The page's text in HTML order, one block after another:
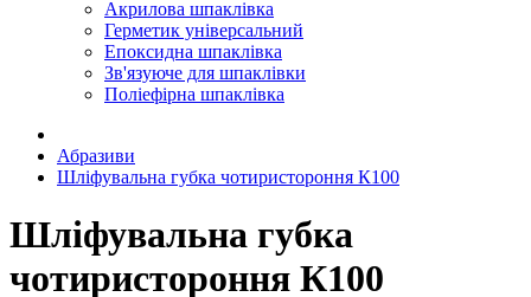
Акрилова шпаклівка
Герметик універсальний
Епоксидна шпаклівка
Зв'язуюче для шпаклівки
Поліефірна шпаклівка
Абразиви
Шліфувальна губка чотиристороння К100
Шліфувальна губка
чотиристороння К100